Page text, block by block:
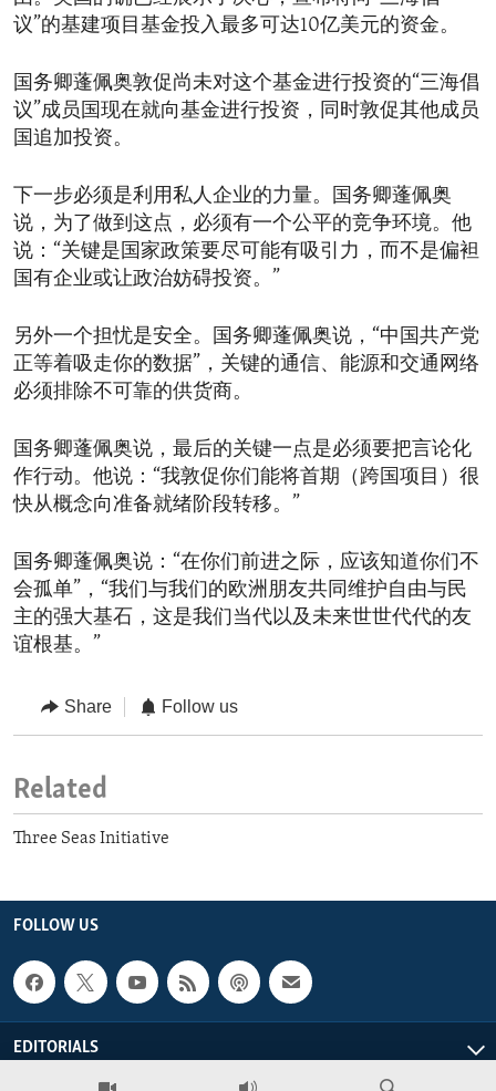
议”的基建项目基金投入最多可达10亿美元的资金。
国务卿蓬佩奥敦促尚未对这个基金进行投资的“三海倡
议”成员国现在就向基金进行投资，同时敦促其他成员
国追加投资。
下一步必须是利用私人企业的力量。国务卿蓬佩奥
说，为了做到这点，必须有一个公平的竞争环境。他
说：“关键是国家政策要尽可能有吸引力，而不是偏袒
国有企业或让政治妨碍投资。”
另外一个担忧是安全。国务卿蓬佩奥说，“中国共产党
正等着吸走你的数据”，关键的通信、能源和交通网络
必须排除不可靠的供货商。
国务卿蓬佩奥说，最后的关键一点是必须要把言论化
作行动。他说：“我敦促你们能将首期（跨国项目）很
快从概念向准备就绪阶段转移。”
国务卿蓬佩奥说：“在你们前进之际，应该知道你们不
会孤单”，“我们与我们的欧洲朋友共同维护自由与民
主的强大基石，这是我们当代以及未来世世代代的友
谊根基。”
Share Follow us
Related
Three Seas Initiative
FOLLOW US
EDITORIALS